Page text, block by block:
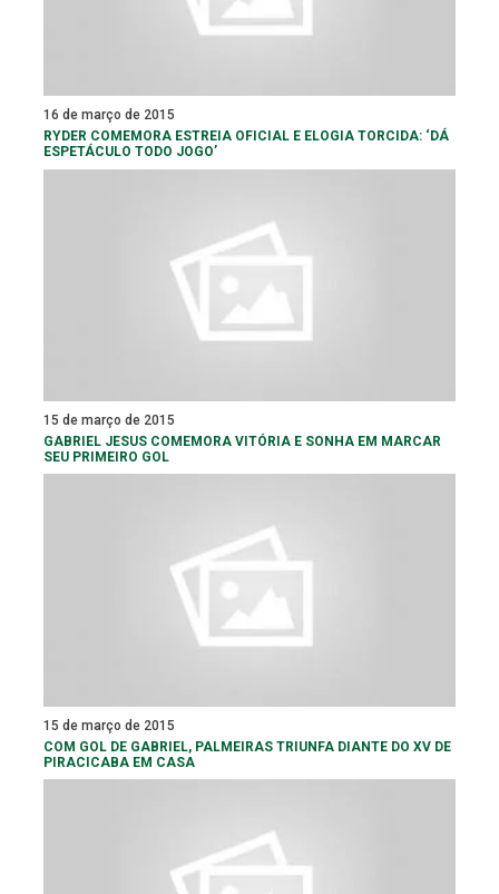
16 de março de 2015
RYDER COMEMORA ESTREIA OFICIAL E ELOGIA TORCIDA: ‘DÁ
ESPETÁCULO TODO JOGO’
15 de março de 2015
GABRIEL JESUS COMEMORA VITÓRIA E SONHA EM MARCAR
SEU PRIMEIRO GOL
15 de março de 2015
COM GOL DE GABRIEL, PALMEIRAS TRIUNFA DIANTE DO XV DE
PIRACICABA EM CASA